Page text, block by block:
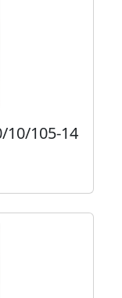
10/105-14